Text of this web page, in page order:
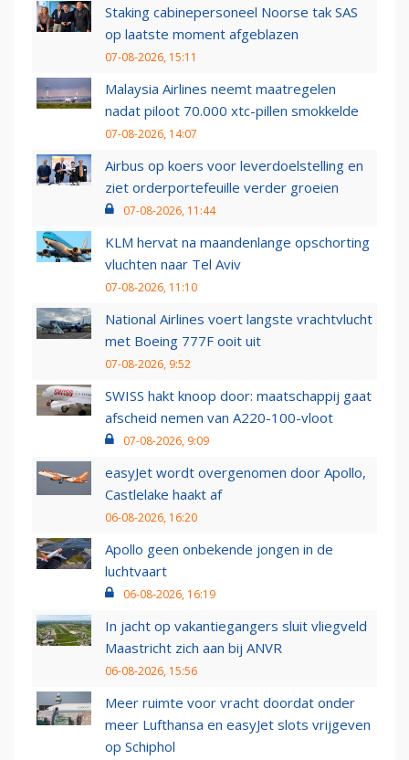
Staking cabinepersoneel Noorse tak SAS
op laatste moment afgeblazen
07-08-2026, 15:11
Malaysia Airlines neemt maatregelen
nadat piloot 70.000 xtc-pillen smokkelde
07-08-2026, 14:07
Airbus op koers voor leverdoelstelling en
ziet orderportefeuille verder groeien
07-08-2026, 11:44
KLM hervat na maandenlange opschorting
vluchten naar Tel Aviv
07-08-2026, 11:10
National Airlines voert langste vrachtvlucht
met Boeing 777F ooit uit
07-08-2026, 9:52
SWISS hakt knoop door: maatschappij gaat
afscheid nemen van A220-100-vloot
07-08-2026, 9:09
easyJet wordt overgenomen door Apollo,
Castlelake haakt af
06-08-2026, 16:20
Apollo geen onbekende jongen in de
luchtvaart
06-08-2026, 16:19
In jacht op vakantiegangers sluit vliegveld
Maastricht zich aan bij ANVR
06-08-2026, 15:56
Meer ruimte voor vracht doordat onder
meer Lufthansa en easyJet slots vrijgeven
op Schiphol